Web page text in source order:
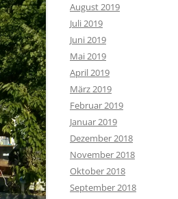
August 2019
Juli 2019
Juni 2019
Mai 2019
April 2019
März 2019
Februar 2019
Januar 2019
Dezember 2018
November 2018
Oktober 2018
September 2018